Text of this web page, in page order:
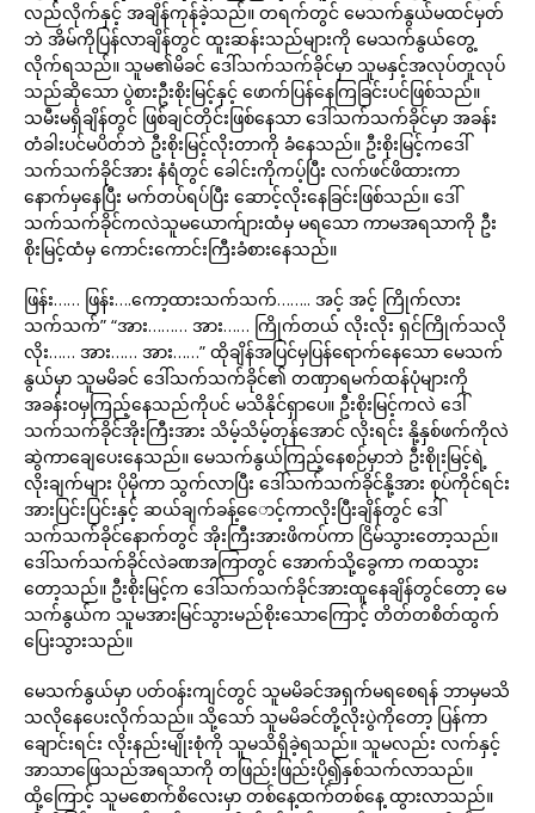
လည်လိုက်နှင့် အချိန်ကုန်ခဲ့သည်။ တရက်တွင် မေသက်နွယ်မထင်မှတ်
ဘဲ အိမ်ကိုပြန်လာချိန်တွင် ထူးဆန်းသည်များကို မေသက်နွယ်တွေ့
လိုက်ရသည်။ သူမ၏မိခင် ဒေါ်သက်သက်ခိုင်မှာ သူမနှင့်အလုပ်တူလုပ်
သည်ဆိုသော ပွဲစားဦးစိုးမြင့်နှင့် ဖောက်ပြန်နေကြခြင်းပင်ဖြစ်သည်။
သမီးမရှိချိန်တွင် ဖြစ်ချင်တိုင်းဖြစ်နေသာ ဒေါ်သက်သက်ခိုင်မှာ အခန်း
တံခါးပင်မပိတ်ဘဲ ဦးစိုးမြင့်လိုးတာကို ခံနေသည်။ ဦးစိုးမြင့်ကဒေါ်
သက်သက်ခိုင်အား နံရံတွင် ခေါင်းကိုကပ့်ပြီး လက်ဖင်ဖိထားကာ
နောက်မှနေပြီး မက်တပ်ရပ်ပြီး ဆောင့်လိုးနေခြင်းဖြစ်သည်။ ဒေါ်
သက်သက်ခိုင်ကလဲသူမယောက်ျားထံမှ မရသော ကာမအရသာကို ဦး
စိုးမြင့်ထံမှ ကောင်းကောင်းကြီးခံစားနေသည်။
ဖြန်း…… ဖြန်း….ကော့ထားသက်သက်…….. အင့် အင့် ကြိုက်လား
သက်သက်” “အား……… အား…… ကြိုက်တယ် လိုးလိုး ရှင်ကြိုက်သလို
လိုး…… အား…… အား……” ထိုချိန်အပြင်မှပြန်ရောက်နေသော မေသက်
နွယ်မှာ သူမမိခင် ဒေါ်သက်သက်ခိုင်၏ တဏှာရမက်ထန်ပုံများကို
အခန်းဝမှကြည့်နေသည်ကိုပင် မသိနိုင်ရှာပေ။ ဦးစိုးမြင့်ကလဲ ဒေါ်
သက်သက်ခိုင်အိုးကြီးအား သိမ့်သိမ့်တုန်အောင် လိုးရင်း နို့နှစ်ဖက်ကိုလဲ
ဆွဲကာချေပေးနေသည်။ မေသက်နွယ်ကြည့်နေစဉ်မှာဘဲ ဦးစိုုးမြင့်ရဲ့
လိုးချက်များ ပိုမိုကာ သွက်လာပြီး ဒေါ်သက်သက်ခိုင်နို့အား စုပ်ကိုင်ရင်း
အားပြင်းပြင်းနှင့် ဆယ်ချက်ခန့်ေောင့်ကာလိုးပြီးချိန်တွင် ဒေါ်
သက်သက်ခိုင်နောက်တွင် အိုးကြီးအားဖိကပ်ကာ ငြိမ်သွားတော့သည်။
ဒေါ်သက်သက်ခိုင်လဲခဏအကြာတွင် အောက်သို့ခွေကာ ကထသွား
တော့သည်။ ဦးစိုးမြင့်က ဒေါ်သက်သက်ခိုင်အားထူနေချိန်တွင်တော့ မေ
သက်နွယ်က သူမအားမြင်သွားမည်စိုးသောကြောင့် တိတ်တစိတ်ထွက်
ပြေးသွားသည်။
မေသက်နွယ်မှာ ပတ်ဝန်းကျင်တွင် သူမမိခင်အရှက်မရစေရန် ဘာမှမသိ
သလိုနေပေးလိုက်သည်။ သို့သော် သူမမိခင်တို့လိုးပွဲကိုတော့ ပြန်ကာ
ချောင်းရင်း လိုးနည်းမျိုးစုံကို သူမသိရှိခဲ့ရသည်။ သူမလည်း လက်နှင့်
အာသာဖြေသည်အရသာကို တဖြည်းဖြည်းပို၍နှစ်သက်လာသည်။
ထို့ကြောင့် သူမစောက်စိလေးမှာ တစ်နေ့ထက်တစ်နေ့ ထွားလာသည်။